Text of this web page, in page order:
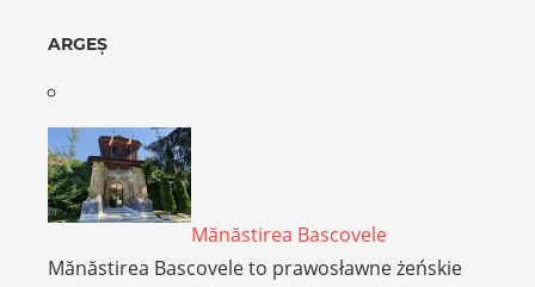
ARGEȘ
Mănăstirea Bascovele
Mănăstirea Bascovele to prawosławne żeńskie